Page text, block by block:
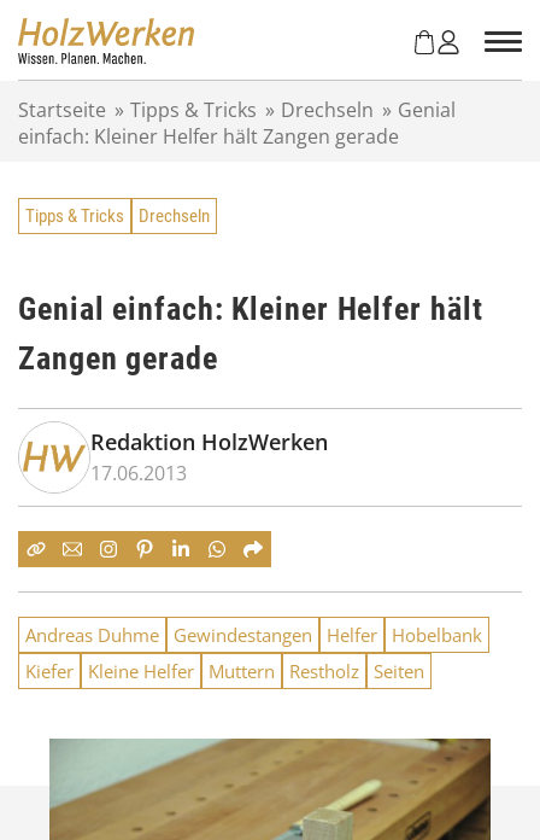
Startseite » Tipps & Tricks » Drechseln » Genial
einfach: Kleiner Helfer hält Zangen gerade
Tipps & Tricks Drechseln
Genial einfach: Kleiner Helfer hält
Zangen gerade
Redaktion HolzWerken
17.06.2013
Andreas Duhme Gewindestangen Helfer
Hobelbank
Kiefer
Kleine Helfer Muttern Restholz Seiten